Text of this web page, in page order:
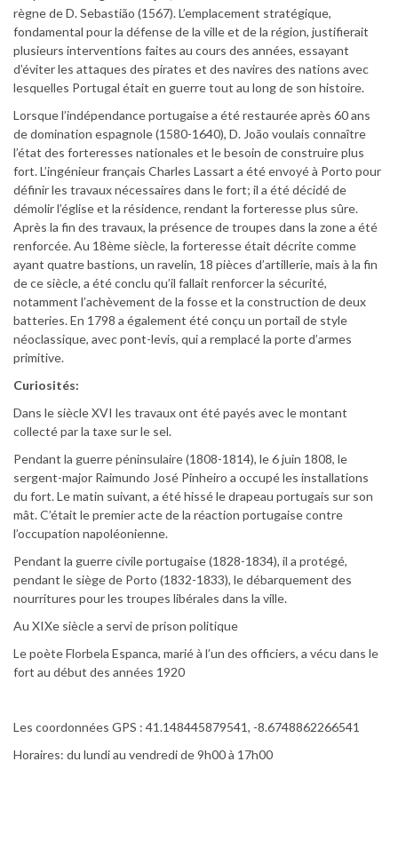
règne de D. Sebastião (1567). L’emplacement stratégique,
fondamental pour la défense de la ville et de la région, justifierait
plusieurs interventions faites au cours des années, essayant
d’éviter les attaques des pirates et des navires des nations avec
lesquelles Portugal était en guerre tout au long de son histoire.
Lorsque l’indépendance portugaise a été restaurée après 60 ans
de domination espagnole (1580-1640), D. João voulais connaître
l’état des forteresses nationales et le besoin de construire plus
fort. L’ingénieur français Charles Lassart a été envoyé à Porto pour
définir les travaux nécessaires dans le fort; il a été décidé de
démolir l’église et la résidence, rendant la forteresse plus sûre.
Après la fin des travaux, la présence de troupes dans la zone a été
renforcée. Au 18ème siècle, la forteresse était décrite comme
ayant quatre bastions, un ravelin, 18 pièces d’artillerie, mais à la fin
de ce siècle, a été conclu qu’il fallait renforcer la sécurité,
notamment l’achèvement de la fosse et la construction de deux
batteries. En 1798 a également été conçu un portail de style
néoclassique, avec pont-levis, qui a remplacé la porte d’armes
primitive.
Curiosités:
Dans le siècle XVI les travaux ont été payés avec le montant
collecté par la taxe sur le sel.
Pendant la guerre péninsulaire (1808-1814), le 6 juin 1808, le
sergent-major Raimundo José Pinheiro a occupé les installations
du fort. Le matin suivant, a été hissé le drapeau portugais sur son
mât. C’était le premier acte de la réaction portugaise contre
l’occupation napoléonienne.
Pendant la guerre civile portugaise (1828-1834), il a protégé,
pendant le siège de Porto (1832-1833), le débarquement des
nourritures pour les troupes libérales dans la ville.
Au XIXe siècle a servi de prison politique
Le poète Florbela Espanca, marié à l’un des officiers, a vécu dans le
fort au début des années 1920
Les coordonnées GPS : 41.148445879541, -8.6748862266541
Horaires: du lundi au vendredi de 9h00 à 17h00